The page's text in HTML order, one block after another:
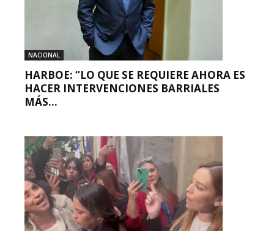
NACIONAL
HARBOE: “LO QUE SE REQUIERE AHORA ES
HACER INTERVENCIONES BARRIALES
MÁS...